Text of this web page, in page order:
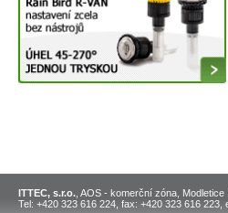
ITTEC, s.r.o. , AOS - komerční zóna,
Tel: +420 323 616 224, fax: +420 323 616 223,